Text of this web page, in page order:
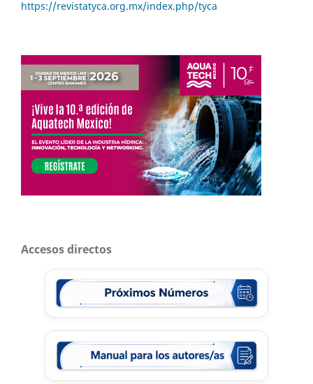
https://revistatyca.org.mx/index.php/tyca
Accesos directos